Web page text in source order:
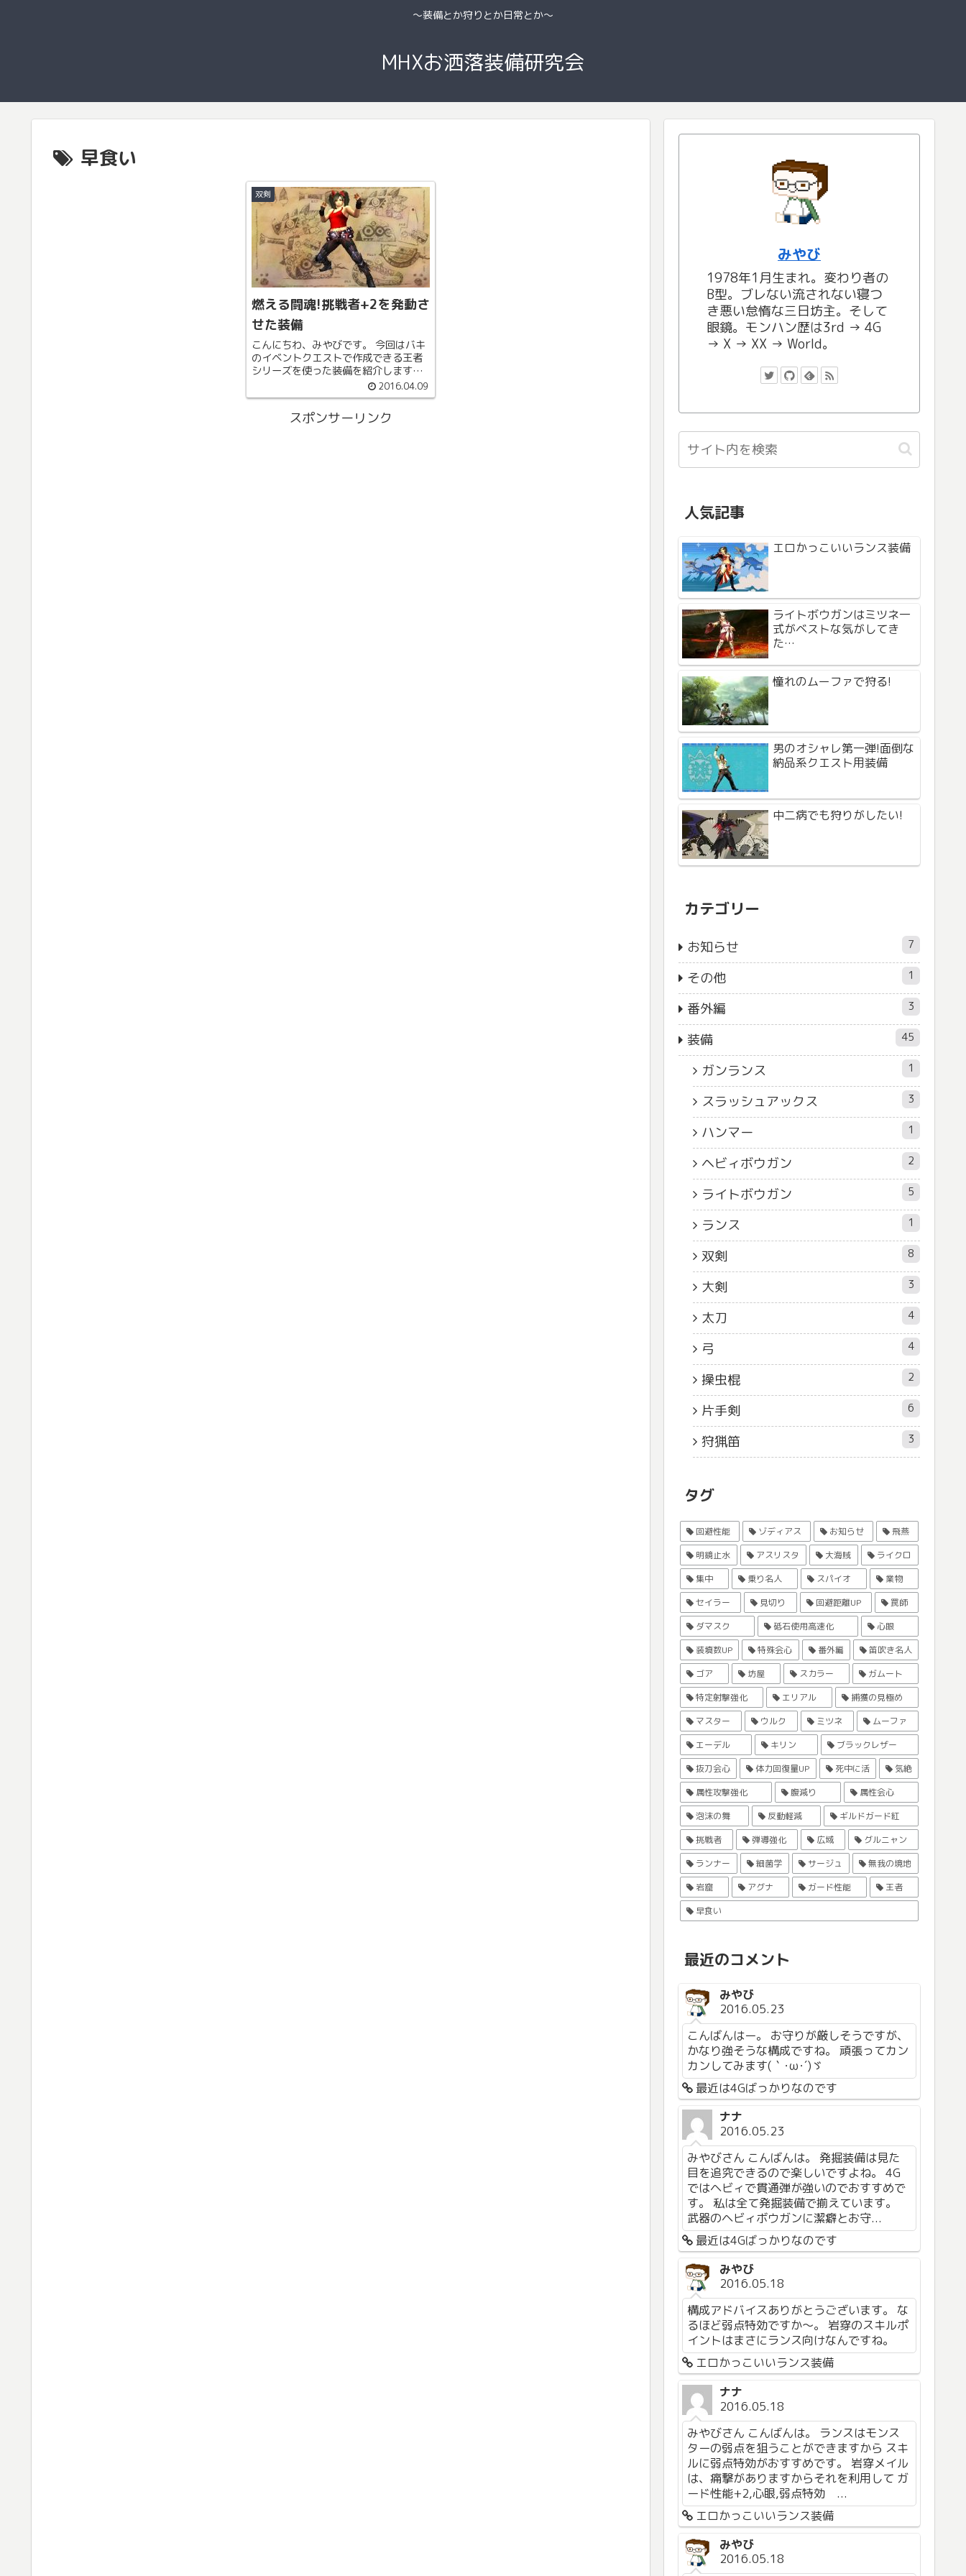
〜装備とか狩りとか日常とか〜
MHXお洒落装備研究会
早食い
双剣
燃える闘魂!挑戦者+2を発動さ
せた装備
こんにちわ、みやびです。 今回はバキ
のイベントクエストで作成できる王者
シリーズを使った装備を紹介します。
遠目にはただのタンクトップですが、
よく見るとそこかしこに傷が…相当の
修羅場をくぐり抜けたボディです。 脚
は闘魂のスキルポイント...
2016.04.09
スポンサーリンク
みやび
1978年1月生まれ。変わり者の
B型。ブレない流されない寝つ
き悪い怠惰な三日坊主。そして
眼鏡。モンハン歴は3rd → 4G
→ X → XX → World。
人気記事
エロかっこいいランス装備
ライトボウガンはミツネ一
式がベストな気がしてき
た…
憧れのムーファで狩る!
男のオシャレ第一弾!面倒な
納品系クエスト用装備
中二病でも狩りがしたい!
カテゴリー
お知らせ 7
その他 1
番外編 3
装備 45
ガンランス 1
スラッシュアックス 3
ハンマー 1
ヘビィボウガン 2
ライトボウガン 5
ランス 1
双剣 8
大剣 3
太刀 4
弓 4
操虫棍 2
片手剣 6
狩猟笛 3
タグ
回避性能 ゾディアス お知らせ
飛燕
明鏡止水
アスリスタ 大海賊
ライクロ
集中
乗り名人 スパイオ
業物
セイラー
見切り 回避距離UP
罠師
ダマスク
砥石使用高速化
心眼
装填数UP
特殊会心 番外編
笛吹き名人
ゴア
坊屋 スカラー
ガムート
特定射撃強化
エリアル
捕獲の見極め
マスター
ウルク ミツネ
ムーファ
エーデル
キリン
ブラックレザー
抜刀会心
体力回復量UP 死中に活
気絶
属性攻撃強化
腹減り
属性会心
泡沫の舞
反動軽減
ギルドガード紅
挑戦者
弾導強化 広域
グルニャン
ランナー
細菌学 サージュ
無我の境地
岩窟
アグナ ガード性能
王者
早食い
最近のコメント
みやび
2016.05.23
こんばんはー。 お守りが厳しそうですが、
かなり強そうな構成ですね。 頑張ってカン
カンしてみます(｀･ω･´)ゞ
最近は4Gばっかりなのです
ナナ
2016.05.23
みやびさん こんばんは。 発掘装備は見た
目を追究できるので楽しいですよね。 4G
ではヘビィで貫通弾が強いのでおすすめで
す。 私は全て発掘装備で揃えています。
武器のヘビィボウガンに潔癖とお守...
最近は4Gばっかりなのです
みやび
2016.05.18
構成アドバイスありがとうございます。 な
るほど弱点特効ですか〜。 岩穿のスキルポ
イントはまさにランス向けなんですね。
エロかっこいいランス装備
ナナ
2016.05.18
みやびさん こんばんは。 ランスはモンス
ターの弱点を狙うことができますから スキ
ルに弱点特効がおすすめです。 岩穿メイル
は、痛撃がありますからそれを利用して ガ
ード性能+2,心眼,弱点特効 ...
エロかっこいいランス装備
みやび
2016.05.18